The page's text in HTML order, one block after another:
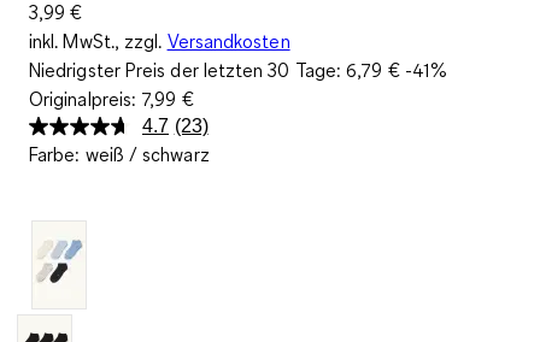
3,99 €
inkl. MwSt., zzgl. Versandkosten
Niedrigster Preis der letzten 30 Tage:6,79 €-41%
Originalpreis: 7,99 €
4.7 23
Bewertungen
(23)
Farbe: weiß / schwarz